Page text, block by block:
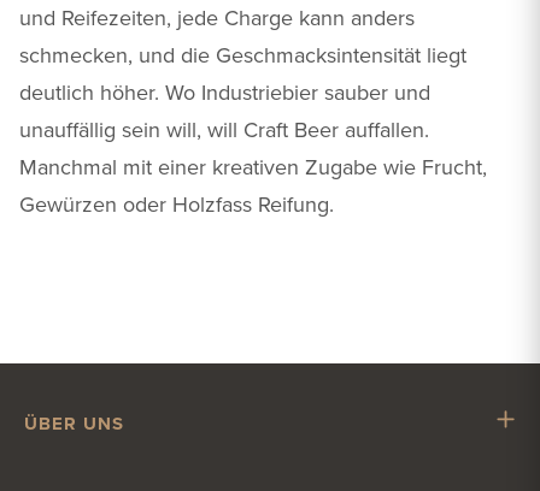
und Reifezeiten, jede Charge kann anders
schmecken, und die Geschmacksintensität liegt
deutlich höher. Wo Industriebier sauber und
unauffällig sein will, will Craft Beer auffallen.
Manchmal mit einer kreativen Zugabe wie Frucht,
Gewürzen oder Holzfass Reifung.
ÜBER UNS